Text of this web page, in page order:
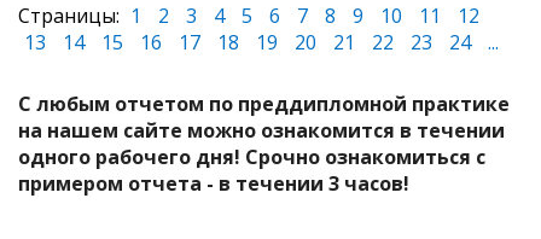
Страницы: 1 2 3 4 5 6 7 8 9 10 11
12
13
14 15 16 17 18 19 20 21 22 23 24 ...
С любым отчетом по преддипломной практике
на нашем сайте можно ознакомится в течении
одного рабочего дня! Срочно ознакомиться с
примером отчета - в течении 3 часов!